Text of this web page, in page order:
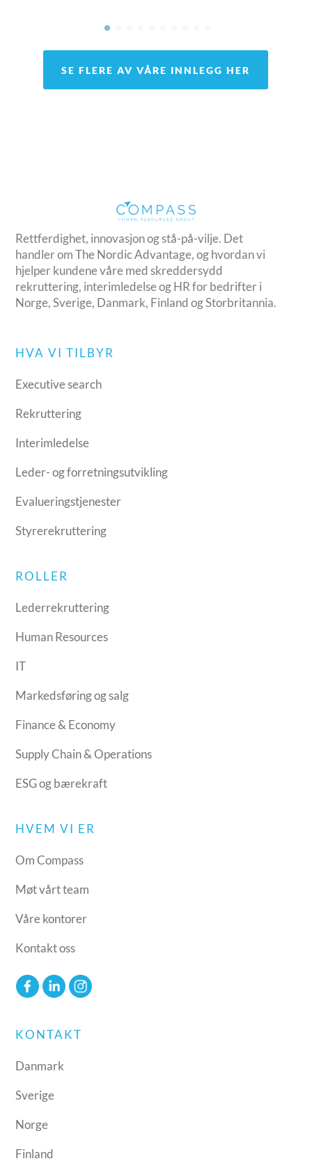
SE FLERE AV VÅRE INNLEGG HER
Rettferdighet, innovasjon og stå-på-vilje. Det
handler om The Nordic Advantage, og hvordan vi
hjelper kundene våre med skreddersydd
rekruttering, interimledelse og HR for bedrifter i
Norge, Sverige, Danmark, Finland og Storbritannia.
HVA VI TILBYR
Executive search
Rekruttering
Interimledelse
Leder- og forretningsutvikling
Evalueringstjenester
Styrerekruttering
ROLLER
Lederrekruttering
Human Resources
IT
Markedsføring og salg
Finance & Economy
Supply Chain & Operations
ESG og bærekraft
HVEM VI ER
Om Compass
Møt vårt team
Våre kontorer
Kontakt oss
KONTAKT
Danmark
Sverige
Norge
Finland